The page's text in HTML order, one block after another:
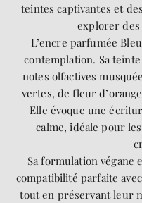
teintes captivantes et
explorer des
L’encre parfumée
contemplation. Sa teinte
notes olfactives
vertes, de fleur
Elle évoque une
calme, idéale pour
Sa formulation
compatibilité parfaite
tout en préservant leur